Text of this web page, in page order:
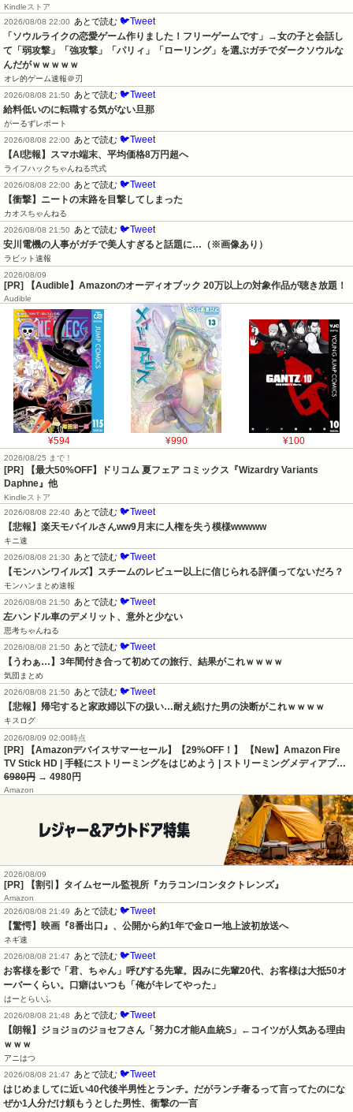
Kindleストア
2026/08/08 22:00
あとで読む 🐦Tweet
「ソウルライクの恋愛ゲーム作りました！フリーゲームです」→女の子と会話し
て「弱攻撃」「強攻撃」「パリィ」「ローリング」を選ぶガチでダークソウルな
んだがｗｗｗｗｗ
オレ的ゲーム速報＠刃
2026/08/08 21:50
あとで読む 🐦Tweet
給料低いのに転職する気がない旦那
がーるずレポート
2026/08/08 22:00
あとで読む 🐦Tweet
【AI悲報】スマホ端末、平均価格8万円超へ
ライフハックちゃんねる弐式
2026/08/08 22:00
あとで読む 🐦Tweet
【衝撃】ニートの末路を目撃してしまった
カオスちゃんねる
2026/08/08 21:50
あとで読む 🐦Tweet
安川電機の人事がガチで美人すぎると話題に…（※画像あり）
ラビット速報
2026/08/09
[PR] 【Audible】Amazonのオーディオブック 20万以上の対象作品が聴き放題！
Audible
¥594 ¥990 ¥100
2026/08/25 まで！
[PR]
【最大50%OFF】ドリコム 夏フェア コミックス『Wizardry Variants
Daphne』他
Kindleストア
2026/08/08 22:40
あとで読む 🐦Tweet
【悲報】楽天モバイルさんww9月末に人権を失う模様wwwww
キニ速
2026/08/08 21:30
あとで読む 🐦Tweet
【モンハンワイルズ】スチームのレビュー以上に信じられる評価ってないだろ？
モンハンまとめ速報
2026/08/08 21:50
あとで読む 🐦Tweet
左ハンドル車のデメリット、意外と少ない
思考ちゃんねる
2026/08/08 21:50
あとで読む 🐦Tweet
【うわぁ…】3年間付き合って初めての旅行、結果がこれｗｗｗｗ
気団まとめ
2026/08/08 21:50
あとで読む 🐦Tweet
【悲報】帰宅すると家政婦以下の扱い…耐え続けた男の決断がこれｗｗｗｗ
キスログ
2026/08/09 02:00時点
[PR] 【Amazonデバイスサマーセール】【29%OFF！】 【New】Amazon Fire
TV Stick HD | 手軽にストリーミングをはじめよう | ストリーミングメディアプ…
6980円 → 4980円
Amazon
2026/08/09
[PR] 【割引】タイムセール監視所『カラコン/コンタクトレンズ』
Amazon
2026/08/08 21:49
あとで読む 🐦Tweet
【驚愕】映画『8番出口』、公開から約1年で金ロー地上波初放送へ
ネギ速
2026/08/08 21:47
あとで読む 🐦Tweet
お客様を影で「君、ちゃん」呼びする先輩。因みに先輩20代、お客様は大抵50オ
ーバーくらい。口癖はいつも「俺がキレてやった」
はーとらいふ
2026/08/08 21:48
あとで読む 🐦Tweet
【朗報】ジョジョのジョセフさん「努力C才能A血統S」←コイツが人気ある理由
ｗｗｗ
アニはつ
2026/08/08 21:47
あとで読む 🐦Tweet
はじめましてに近い40代後半男性とランチ。だがランチ奢るって言ってたのにな
ぜか1人分だけ頼もうとした男性、衝撃の一言